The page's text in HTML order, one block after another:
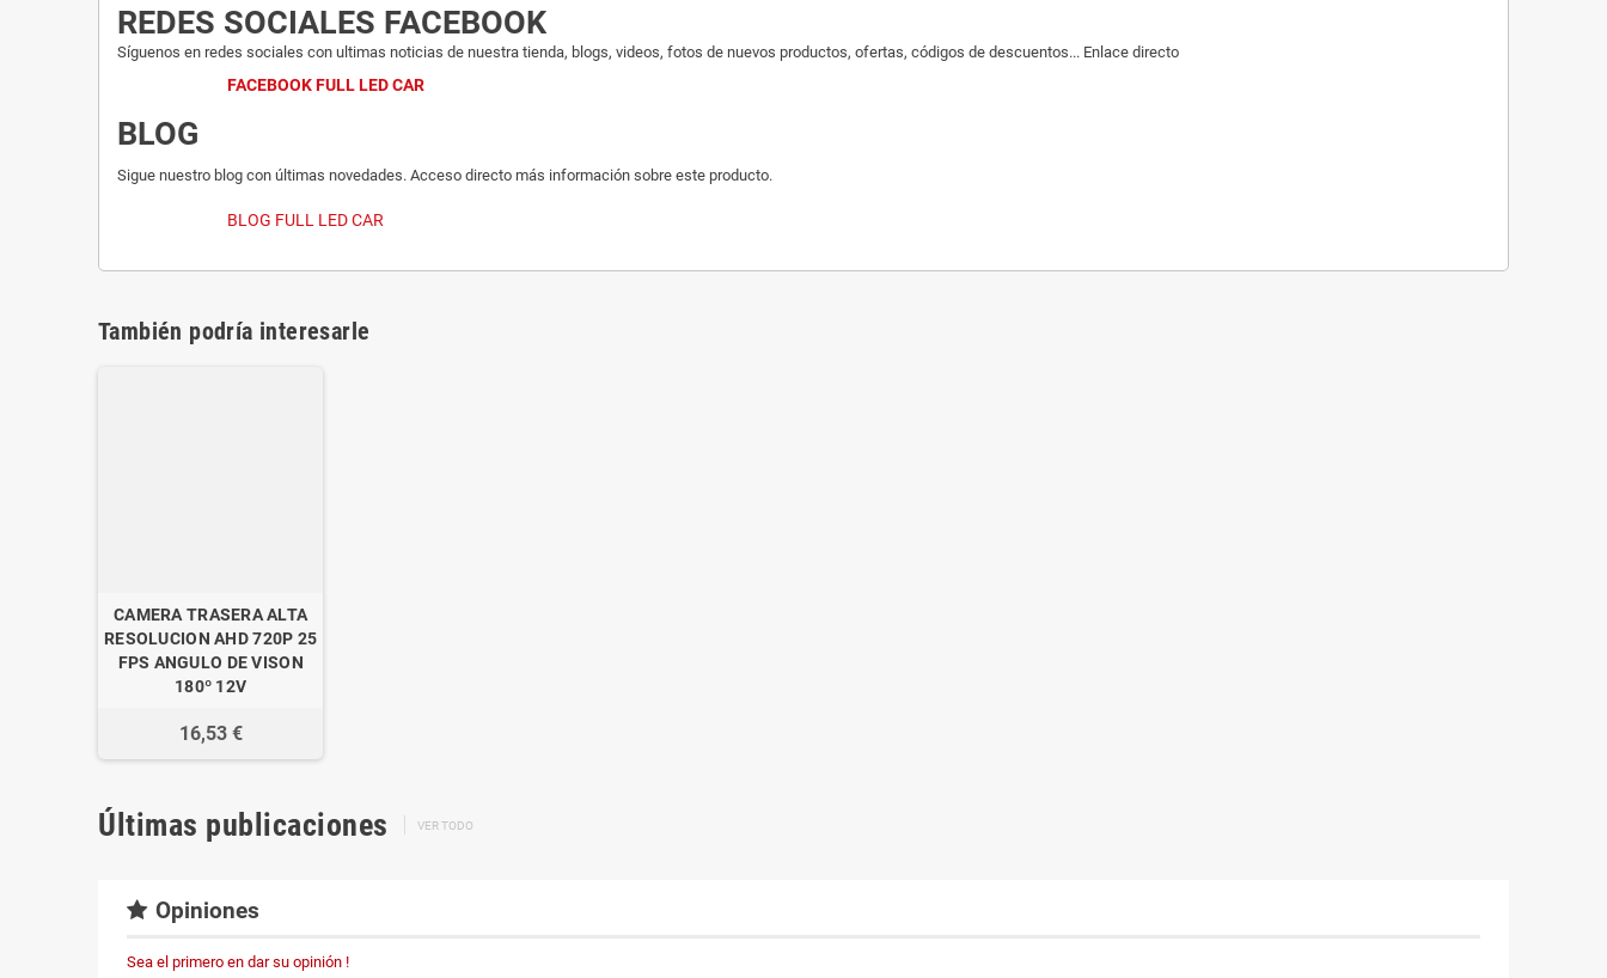
REDES SOCIALES FACEBOOK
Síguenos en redes sociales con ultimas noticias de nuestra tienda, blogs, videos, fotos de nuevos productos, ofertas, códigos de descuentos... Enlace directo
FACEBOOK FULL LED CAR
BLOG
Sigue nuestro blog con últimas novedades. Acceso directo más información sobre este producto.
BLOG FULL LED CAR
También podría interesarle
CAMERA TRASERA ALTA
RESOLUCION AHD 720P 25
FPS ANGULO DE VISON
180º 12V
16,53 €
Últimas publicaciones VER TODO
Opiniones
Sea el primero en dar su opinión !